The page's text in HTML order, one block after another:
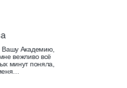
Академию,
вежливо всё
поняла,